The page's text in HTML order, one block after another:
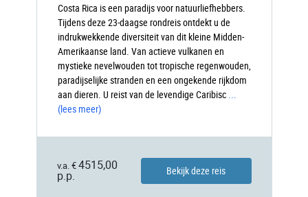
Costa Rica is een paradijs voor natuurliefhebbers.
Tijdens deze 23-daagse rondreis ontdekt u de
indrukwekkende diversiteit van dit kleine Midden-
Amerikaanse land. Van actieve vulkanen en
mystieke nevelwouden tot tropische regenwouden,
paradijselijke stranden en een ongekende rijkdom
aan dieren. U reist van de levendige Caribisc ...
(lees meer)
v.a. € 4515,00
p.p.
Bekijk deze reis